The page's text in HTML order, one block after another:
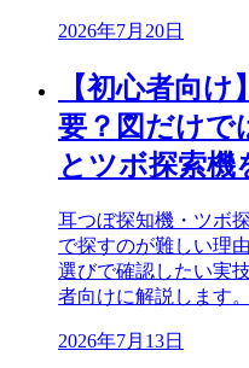
2026年7月20日
【初心者向
要？図だけで
とツボ探索機
耳つぼ探知機・ツボ
で探すのが難しい理
選びで確認したい実
者向けに解説します。
2026年7月13日